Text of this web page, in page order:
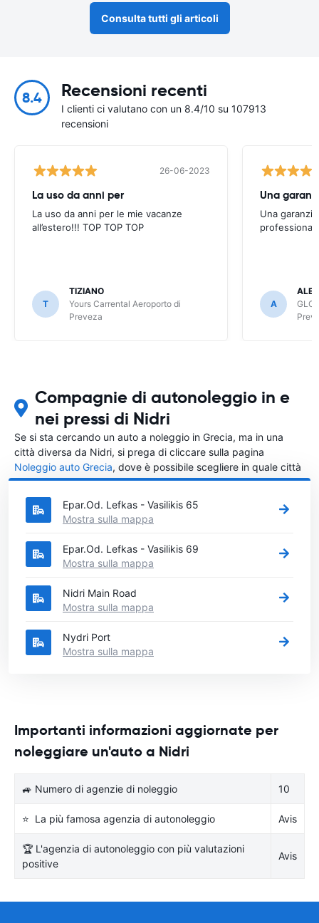
Consulta tutti gli articoli
8.4 Recensioni recenti
I clienti ci valutano con un 8.4/10 su 107913
recensioni
26-06-2023
La uso da anni per
La uso da anni per le mie vacanze
all’estero!!! TOP TOP TOP
T
TIZIANO
Yours Carrental Aeroporto di
Preveza
Una
Una
A
Compagnie di autonoleggio in e
nei pressi di Nidri
Se si sta cercando un auto a noleggio in Grecia, ma in una
città diversa da Nidri, si prega di cliccare sulla pagina
Noleggio auto Grecia, dove è possibile scegliere in quale città
in Grecia si vuole noleggiare l'auto.
Epar.Od. Lefkas - Vasilikis 65
Mostra sulla mappa
Epar.Od. Lefkas - Vasilikis 69
Mostra sulla mappa
Nidri Main Road
Mostra sulla mappa
Nydri Port
Mostra sulla mappa
Importanti informazioni aggiornate per
noleggiare un'auto a Nidri
🚙 Numero di agenzie di noleggio 10
⭐ La più famosa agenzia di autonoleggio Avis
🏆 L'agenzia di autonoleggio con più valutazioni
positive
Avis